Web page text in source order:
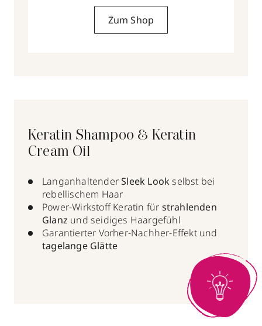
Zum Shop
Keratin Shampoo & Keratin
Cream Oil
LanganhaltenderSleek Lookselbst bei
rebellischem Haar
Power-Wirkstoff Keratin für strahlenden
Glanz und seidiges Haargefühl
Garantierter Vorher-Nachher-Effekt und
tagelange Glätte